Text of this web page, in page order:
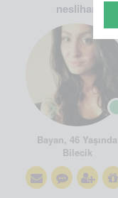
neslihan
Bayan, 46 Yaşında
Bilecik